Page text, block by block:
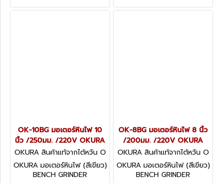
OK-10BG มอเตอร์หินไฟ 10
นิ้ว /250มม. /220V OKURA
OKURA สินค้าแท้จากไต้หวัน O
K-10BG
OKURA มอเตอร์หินไฟ (สีเขียว)
BENCH GRINDER
OK-8BG มอเตอร์หินไฟ 8 นิ้ว
/200มม. /220V OKURA
OKURA สินค้าแท้จากไต้หวัน O
K-8BG
OKURA มอเตอร์หินไฟ (สีเขียว)
BENCH GRINDER